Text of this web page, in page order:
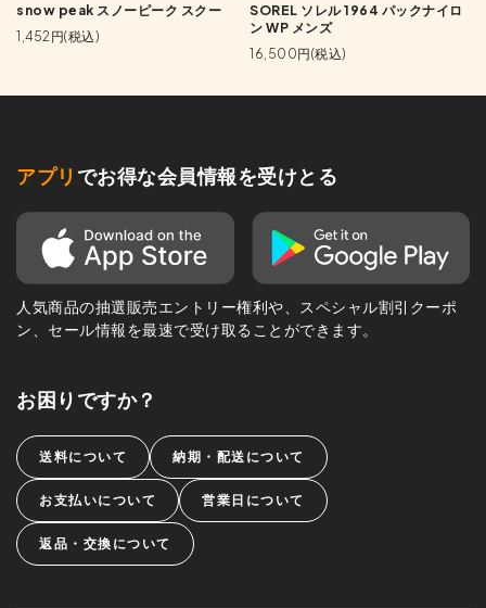
snow peak スノーピーク スクー
1,452円(税込)
SOREL ソレル 1964 パックナイロ
ン WP メンズ
16,500円(税込)
アプリ でお得な会員情報を受けとる
人気商品の抽選販売エントリー権利や、スペシャル割引クーポ
ン、セール情報を最速で受け取ることができます。
お困りですか？
送料について 納期・配送について
お支払いについて 営業日について
返品・交換について